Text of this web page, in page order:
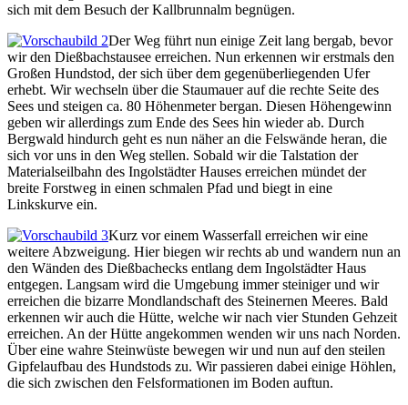
sich mit dem Besuch der Kallbrunnalm begnügen.
Der Weg führt nun einige Zeit lang bergab, bevor
wir den Dießbachstausee erreichen. Nun erkennen wir erstmals den
Großen Hundstod, der sich über dem gegenüberliegenden Ufer
erhebt. Wir wechseln über die Staumauer auf die rechte Seite des
Sees und steigen ca. 80 Höhenmeter bergan. Diesen Höhengewinn
geben wir allerdings zum Ende des Sees hin wieder ab. Durch
Bergwald hindurch geht es nun näher an die Felswände heran, die
sich vor uns in den Weg stellen. Sobald wir die Talstation der
Materialseilbahn des Ingolstädter Hauses erreichen mündet der
breite Forstweg in einen schmalen Pfad und biegt in eine
Linkskurve ein.
Kurz vor einem Wasserfall erreichen wir eine
weitere Abzweigung. Hier biegen wir rechts ab und wandern nun an
den Wänden des Dießbachecks entlang dem Ingolstädter Haus
entgegen. Langsam wird die Umgebung immer steiniger und wir
erreichen die bizarre Mondlandschaft des Steinernen Meeres. Bald
erkennen wir auch die Hütte, welche wir nach vier Stunden Gehzeit
erreichen. An der Hütte angekommen wenden wir uns nach Norden.
Über eine wahre Steinwüste bewegen wir und nun auf den steilen
Gipfelaufbau des Hundstods zu. Wir passieren dabei einige Höhlen,
die sich zwischen den Felsformationen im Boden auftun.